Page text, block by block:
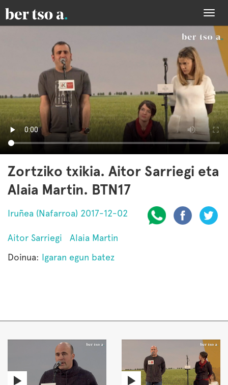
Zortziko txikia. Aitor Sarriegi eta
Alaia Martin. BTN17
Iruñea (Nafarroa) 2017-12-02
Aitor Sarriegi
Alaia Martin
Doinua: Igaran egun batez